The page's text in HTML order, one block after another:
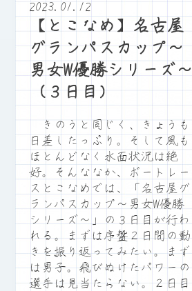
2023.01.12
【とこなめ】名古屋
グランパスカップ～
男女W優勝シリーズ～
（３日目）
きのうと同じく、きょうも
日差したっぷり。そして風も
ほとんどなく水面状況は絶
好。そんななか、ボートレー
スとこなめでは、「名古屋グ
ランパスカップ～男女W優勝
シリーズ～」の３日目が行わ
れる。まずは序盤２日間の動
きを振り返ってみたい。まず
は男子。飛びぬけたパワーの
選手は見当たらない。２日目